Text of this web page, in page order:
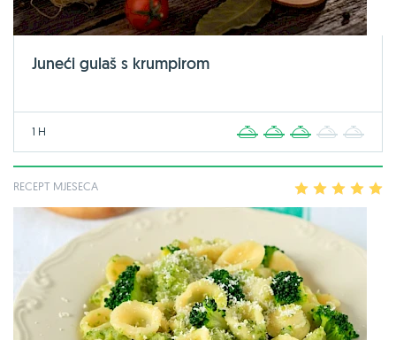
Juneći gulaš s krumpirom
1 H 2 3 4
RECEPT MJESECA 2 3 4